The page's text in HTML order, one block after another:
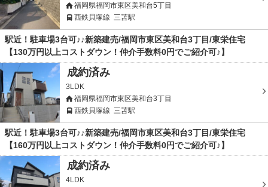
福岡県福岡市東区美和台5丁目
西鉄貝塚線 三苫駅
駅近！駐車場3台可♪♪新築建売/福岡市東区美和台3丁目/東栄住宅
【130万円以上コストダウン！仲介手数料0円でご紹介可♪】
成約済み
3LDK
福岡県福岡市東区美和台3丁目
西鉄貝塚線 三苫駅
駅近！駐車場3台可♪♪新築建売/福岡市東区美和台3丁目/東栄住宅
【160万円以上コストダウン！仲介手数料0円でご紹介可♪】
成約済み
4LDK